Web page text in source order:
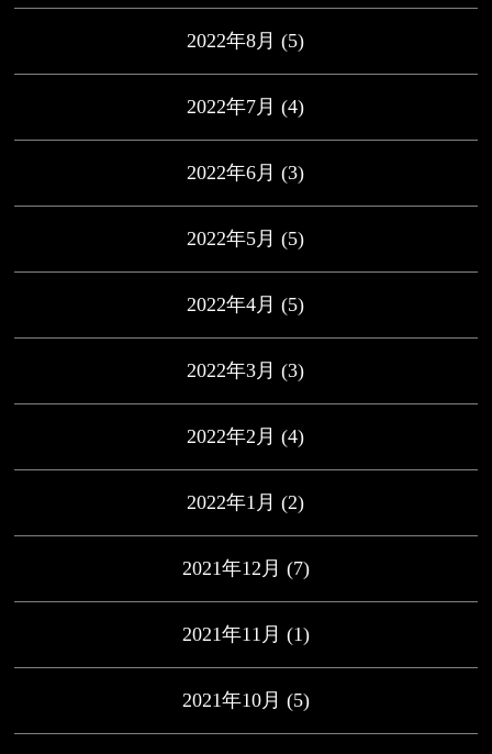
2022年8月 (5)
2022年7月 (4)
2022年6月 (3)
2022年5月 (5)
2022年4月 (5)
2022年3月 (3)
2022年2月 (4)
2022年1月 (2)
2021年12月 (7)
2021年11月 (1)
2021年10月 (5)